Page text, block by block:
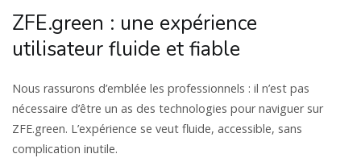
ZFE.green : une expérience
utilisateur fluide et fiable
Nous rassurons d’emblée les professionnels : il n’est pas
nécessaire d’être un as des technologies pour naviguer sur
ZFE.green. L’expérience se veut fluide, accessible, sans
complication inutile.